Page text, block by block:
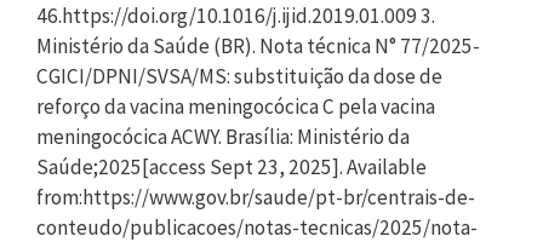
46.https://doi.org/10.1016/j.ijid.2019.01.009 3.
Ministério da Saúde (BR). Nota técnica N° 77/2025-
CGICI/DPNI/SVSA/MS: substituição da dose de
reforço da vacina meningocócica C pela vacina
meningocócica ACWY. Brasília: Ministério da
Saúde;2025[access Sept 23, 2025]. Available
from:https://www.gov.br/saude/pt-br/centrais-de-
conteudo/publicacoes/notas-tecnicas/2025/nota-